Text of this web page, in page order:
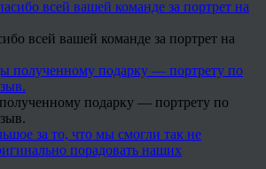
всей вашей команде за портрет на
подарку — портрету по